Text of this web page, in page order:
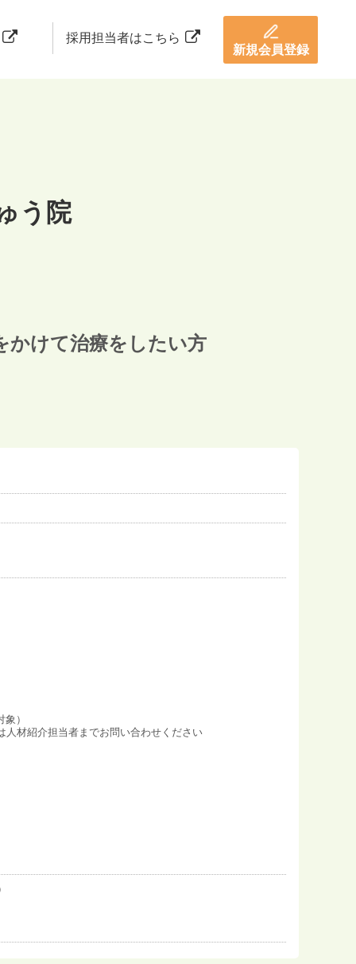
採用担当者はこちら
新規会員登録
う院
かけて治療をしたい方
）
材紹介担当者までお問い合わせください